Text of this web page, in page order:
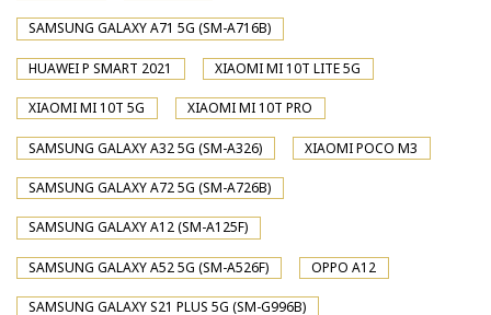
SAMSUNG GALAXY A71 5G (SM-A716B)
HUAWEI P SMART 2021 XIAOMI MI 10T LITE 5G
XIAOMI MI 10T 5G XIAOMI MI 10T PRO
SAMSUNG GALAXY A32 5G (SM-A326) XIAOMI POCO M3
SAMSUNG GALAXY A72 5G (SM-A726B)
SAMSUNG GALAXY A12 (SM-A125F)
SAMSUNG GALAXY A52 5G (SM-A526F) OPPO A12
SAMSUNG GALAXY S21 PLUS 5G (SM-G996B)